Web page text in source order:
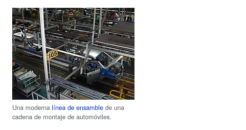
Una modernalínea de ensamble de una
cadena de montaje de automóviles.